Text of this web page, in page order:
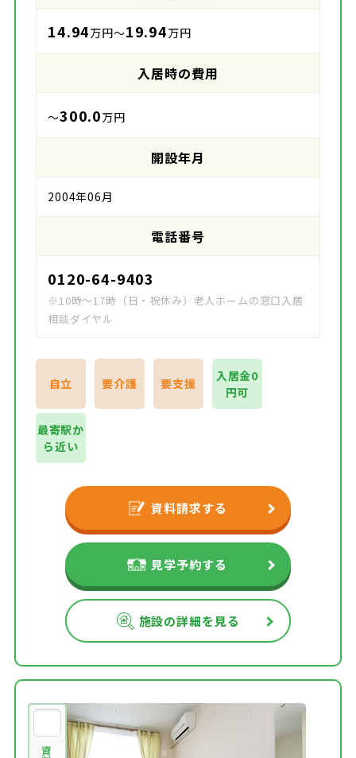
14.94万円～19.94万円
入居時の費用
～300.0万円
開設年月
2004年06月
電話番号
0120-64-9403
※10時～17時（日・祝休み）老人ホームの窓口入居
相談ダイヤル
自立 要介護 要支援
入居金0
円可
最寄駅か
ら近い
資料請求する
見学予約する
施設の詳細を見る